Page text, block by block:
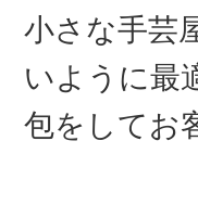
小さな手芸
いように最
包をしてお